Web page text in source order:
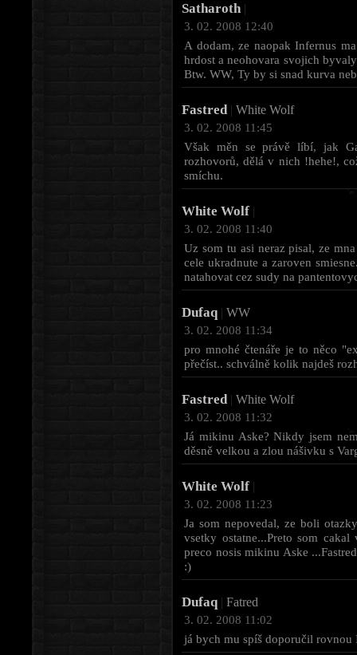
Satharoth |
3. 02. 2008 12:40
A dodam, ze naopak Infernus
hrdost a neohovara svojich
Btw. WW, Ty by si snad kurva
Fastred | White Wolf
3. 02. 2008 11:45
Však měn se právě líbí, jak
rozhovorů, dělá v nich !hehe!,
smíchu.
White Wolf |
3. 02. 2008 11:40
Uz som tu asi neraz pisal, ze
cele ukradnute a zaroven
natahovat cez sudy na
Dufaq | WW
3. 02. 2008 11:34
pro mnohé čtenáře je to něco
přečíst.. schválně kolik najdeš
Fastred | White Wolf
3. 02. 2008 11:32
Já mikinu Aske? Nikdy jsem
děsně velkou a zlou nášivku s
White Wolf |
3. 02. 2008 11:23
Ja som nepovedal, ze boli
vsetky ostatne...Preto som
preco nosis mikinu Aske
:)
Dufaq | Fatred
3. 02. 2008 11:02
já bych mu spíš doporučil